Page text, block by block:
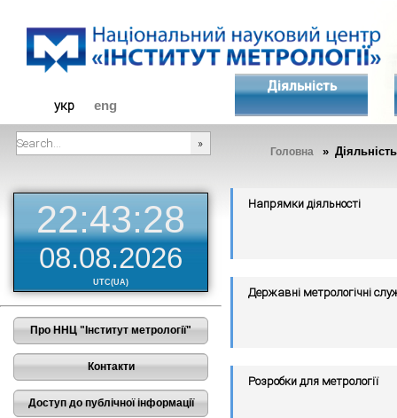
укр eng
Діяльність
Головна » Діяльність
22:43:28
08.08.2026
UTC(UA)
Про ННЦ "Інститут метрології"
Контакти
Доступ до публічної інформації
Напрямки діяльності
Державні метрологічні
Розробки для метрології